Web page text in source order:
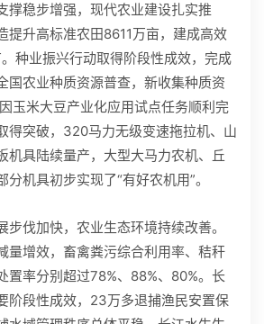
撑稳步增强，现代农业建设扎实推
提升高标准农田8611万亩，建成高效
种业振兴行动取得阶段性成效，完成
国农业种质资源普查，新收集种质资
玉米大豆产业化应用试点任务顺利完
得突破，320马力无级变速拖拉机、山
机具陆续量产，大型大马力农机、丘
分机具初步实现了“有好农机用”。
步伐加快，农业生态环境持续改善。
量增效，畜禽粪污综合利用率、秸秆
置率分别超过78%、88%、80%。长
阶段性成效，23万多退捕渔民安置保